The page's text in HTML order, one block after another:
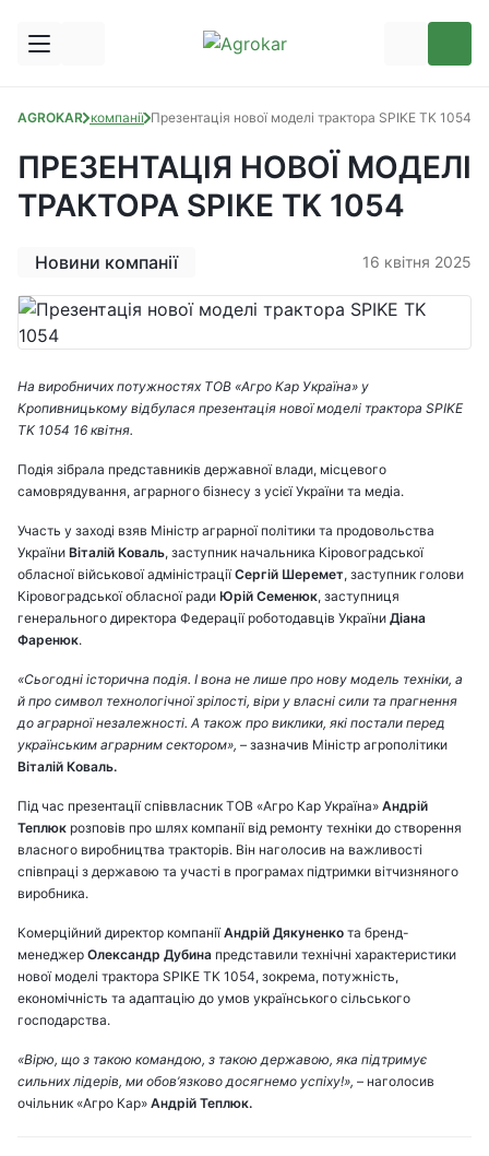
AGROKAR
Блог Новини компанії Презентація нової моделі трактора SPIKE TK 1054
ПРЕЗЕНТАЦІЯ НОВОЇ МОДЕЛІ
ТРАКТОРА SPIKE TK 1054
Новини компанії 16 квітня 2025
На виробничих потужностях ТОВ «Агро Кар Україна» у
Кропивницькому відбулася презентація нової моделі трактора SPIKE
TK 1054 16 квітня.
Подія зібрала представників державної влади, місцевого
самоврядування, аграрного бізнесу з усієї України та медіа.
Участь у заході взяв Міністр аграрної політики та продовольства
України Віталій Коваль, заступник начальника Кіровоградської
обласної військової адміністраціїСергій Шеремет, заступник голови
Кіровоградської обласної ради Юрій Семенюк, заступниця
генерального директора Федерації роботодавців України Діана
Фаренюк.
«Сьогодні історична подія. І вона не лише про нову модель техніки, а
й про символ технологічної зрілості, віри у власні сили та прагнення
до аграрної незалежності. А також про виклики, які постали перед
українським аграрним сектором», – зазначив Міністр агрополітики
Віталій Коваль.
Під час презентації співвласник ТОВ «Агро Кар Україна» Андрій
Теплюк розповів про шлях компанії від ремонту техніки до створення
власного виробництва тракторів. Він наголосив на важливості
співпраці з державою та участі в програмах підтримки вітчизняного
виробника.
Комерційний директор компаніїАндрій Дякуненко та бренд-
менеджер Олександр Дубина представили технічні характеристики
нової моделі трактора SPIKE TK 1054, зокрема, потужність,
економічність та адаптацію до умов українського сільського
господарства.
«Вірю, що з такою командою, з такою державою, яка підтримує
сильних лідерів, ми обов’язково досягнемо успіху!», – наголосив
очільник «Агро Кар» Андрій Теплюк.